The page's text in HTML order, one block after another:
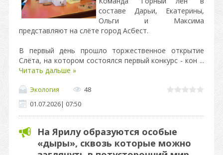
составе Дарьи, Екатерины,
Ольги и Максима
представляют на слëте город Асбест.
В первый день прошло торжественное открытие
Слёта, на котором состоялся первый конкурс - кон ...
Читать дальше »
Экология
48
01.07.2026| 07:50
На Ярилу образуются особые
«дыры», сквозь которые можно